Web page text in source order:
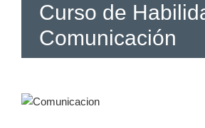
Curso de
Comunicación